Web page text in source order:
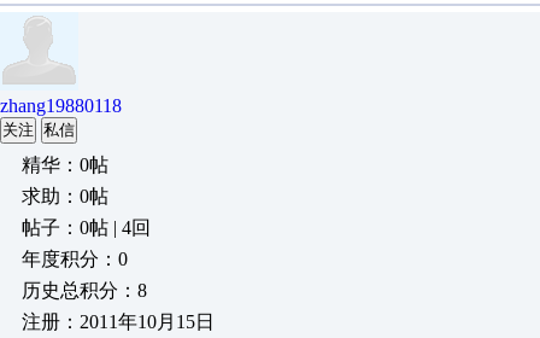
zhang19880118
关注 私信
精华：0帖
求助：0帖
帖子：0帖 | 4回
年度积分：0
历史总积分：8
注册：2011年10月15日